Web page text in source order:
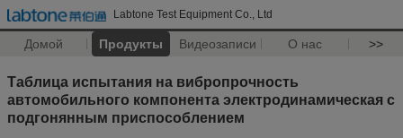
Labtone Test Equipment Co., Ltd
Домой Продукты Видеозаписи О нас >>
Таблица испытания на вибропрочность
автомобильного компонента электродинамическая с
подгонянным приспособлением